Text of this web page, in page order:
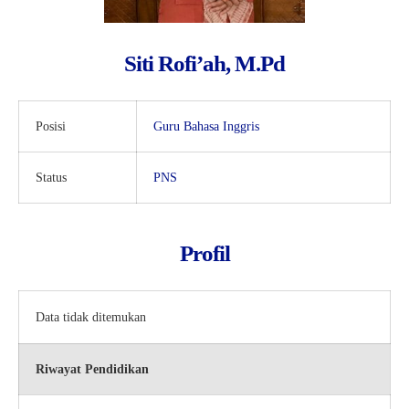
Kartu Tes PMBM
Siti Rofi’ah, M.Pd
Posisi Guru Bahasa Inggris
Status PNS
Profil
Data tidak ditemukan
Riwayat Pendidikan